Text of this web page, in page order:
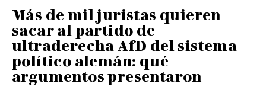
Más de mil juristas quieren
sacar al partido de
ultraderecha AfD del sistema
político alemán: qué
argumentos presentaron